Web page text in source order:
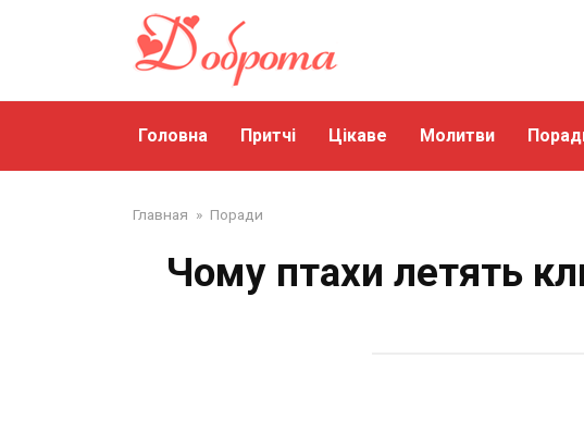
Головна Притчі Цікаве Молитви
Главная » Поради
Чому птахи летять